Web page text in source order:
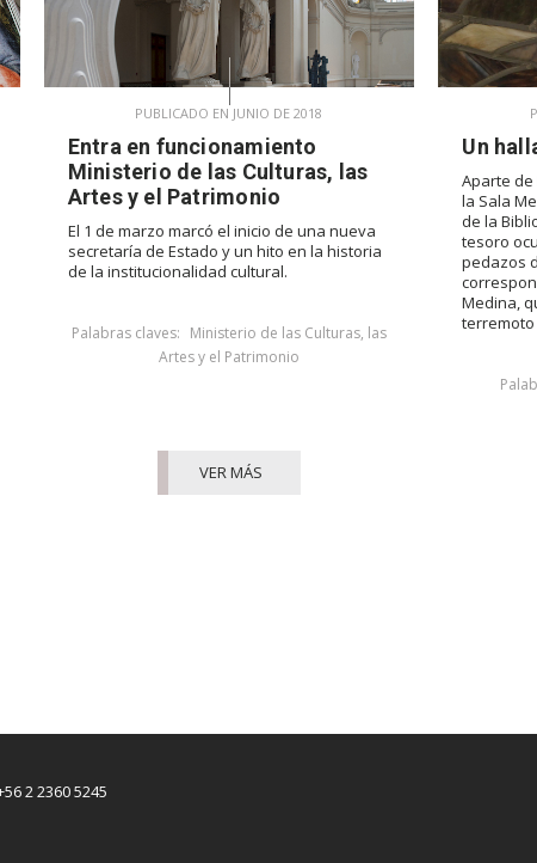
PUBLICADO EN JUNIO DE 2018
Entra en funcionamiento
Ministerio de las Culturas, las
Artes y el Patrimonio
El 1 de marzo marcó el inicio de una nueva
secretaría de Estado y un hito en la historia
de la institucionalidad cultural.
Palabras claves: Ministerio de las Culturas, las
Artes y el Patrimonio
VER MÁS
Un
Aparte
la Sala
de la
tesoro
pedazos
Medina,
terremoto
2 2360 5245